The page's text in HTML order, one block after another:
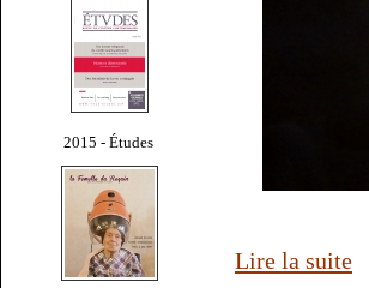
2015 - Études
Lire la suite